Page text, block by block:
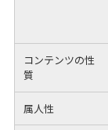
コンテンツの性
質
属人性